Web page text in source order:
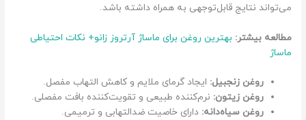
می‌تواند نتایج قابل‌توجهی به همراه داشته باشد.
مطالعه بیشتر: بهترین روغن برای ماساژ آرتروز زانو+ نکات احتیاطی
ماساژ
روغن زنجبیل: ایجاد گرمای ملایم و کاهش التهاب مفصل.
روغن زیتون: نرم‌کننده طبیعی و تقویت‌کننده بافت مفصلی.
روغن سیاه‌دانه: دارای خاصیت ضدالتهابی و ترمیمی.